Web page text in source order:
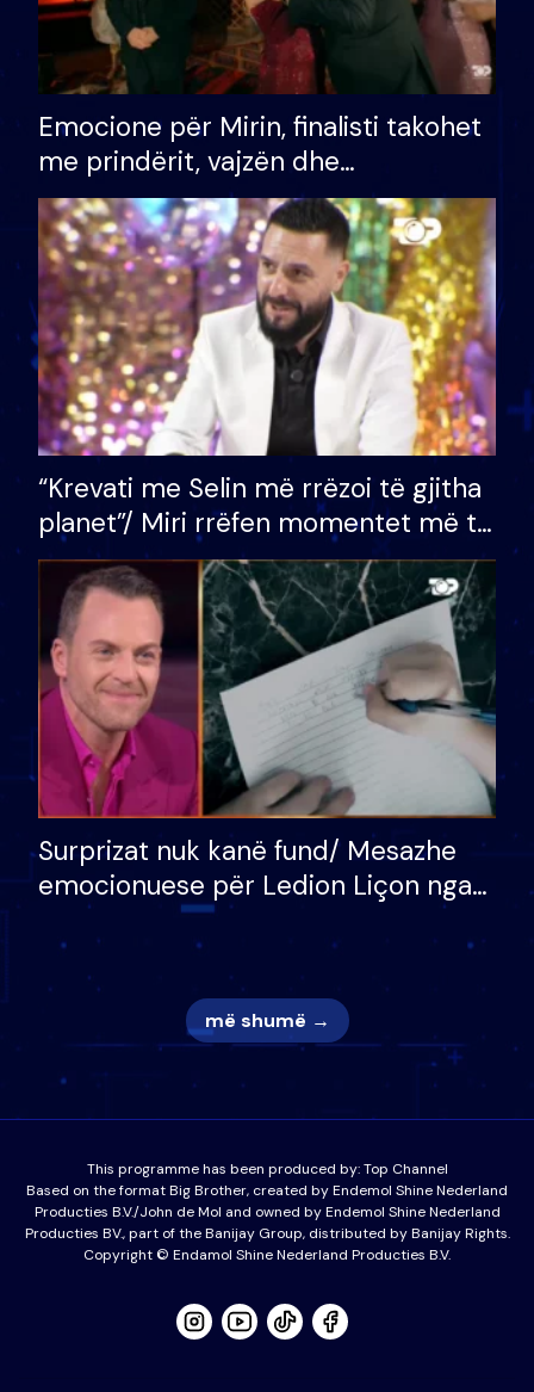
Emocione për Mirin, finalisti takohet
me prindërit, vajzën dhe
bashkëshorten: S’kemi ndonjë letër
divorci apo jo?
“Krevati me Selin më rrëzoi të gjitha
planet”/ Miri rrëfen momentet më të
bukura në shtëpinë e BB VIP: Do më
mungojë zilja e mëngjesit kur…
Surprizat nuk kanë fund/ Mesazhe
emocionuese për Ledion Liçon nga
nëna dhe fëmijët e tij, moderatori
nuk i mban dot lotët: Nuk meritoj…
më shumë →
This programme has been produced by:Top Channel
Based on the format Big Brother, created by Endemol Shine Nederland
Producties B.V./John de Mol and owned by Endemol Shine Nederland
Producties BV., part of the Banijay Group, distributed by Banijay Rights.
Copyright © Endamol Shine Nederland Producties B.V.